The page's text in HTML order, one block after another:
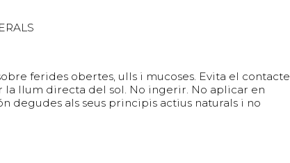
ferides obertes, ulls i mucoses. Evita el contacte
llum directa del sol. No ingerir. No aplicar en
degudes als seus principis actius naturals i no